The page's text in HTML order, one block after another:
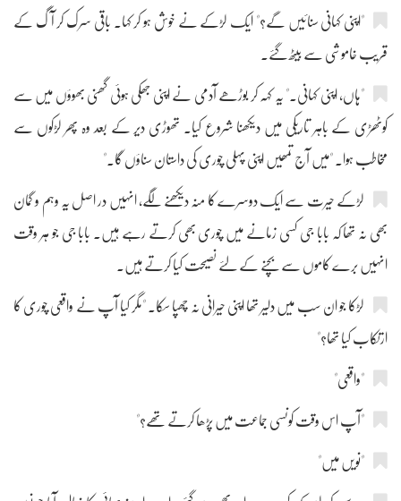
"اپنی کہانی سنائیں گے؟" ایک لڑکے نے خوش ہو کر کہا۔ باقی سرک کر آگ کے
قریب خاموشی سے بیٹھ گئے۔
"ہاں، اپنی کہانی۔" یہ کہہ کر بوڑھے آدمی نے اپنی جھکی ہوئی گھنی بھوؤں میں سے
کوٹھڑی کے باہر تاریکی میں دیکھنا شروع کیا۔ تھوڑی دیر کے بعد وہ پھر لڑکوں سے
مخاطب ہوا۔ "میں آج تمھیں اپنی پہلی چوری کی داستان سناؤں گا۔"
لڑکے حیرت سے ایک دوسرے کا منہ دیکھنے لگے، انہیں در اصل یہ وہم و گمان
بھی نہ تھا کہ بابا جی کسی زمانے میں چوری بھی کرتے رہے ہیں۔ بابا جی جو ہر وقت
انہیں برے کاموں سے بچنے کے لئے نصیحت کیا کرتے ہیں۔
لڑکا جو ان سب میں دلیر تھا اپنی حیرانی نہ چھپا سکا۔ "مگر کیا آپ نے واقعی چوری کا
ارتکاب کیا تھا؟"
"واقعی"
"آپ اس وقت کونسی جماعت میں پڑھا کرتے تھے؟"
"نویں میں"